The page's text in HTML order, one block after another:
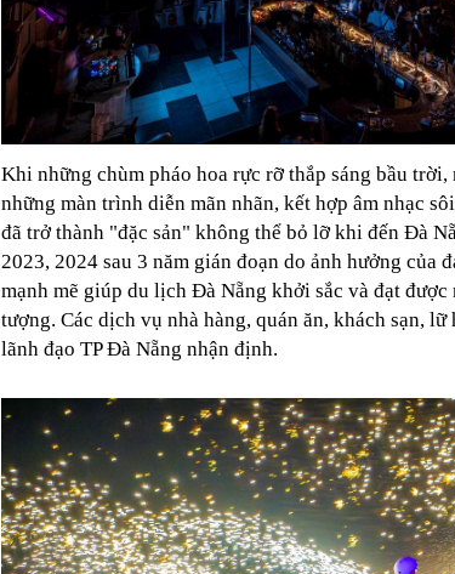
Khi những chùm pháo hoa rực rỡ thắp sáng bầu
những màn trình diễn mãn nhãn, kết hợp âm nhạc
đã trở thành "đặc sản" không thể bỏ lỡ khi đến Đà
2023, 2024 sau 3 năm gián đoạn do ảnh hưởng của
mạnh mẽ giúp du lịch Đà Nẵng khởi sắc và đạt
tượng. Các dịch vụ nhà hàng, quán ăn, khách sạn,
lãnh đạo TP Đà Nẵng nhận định.